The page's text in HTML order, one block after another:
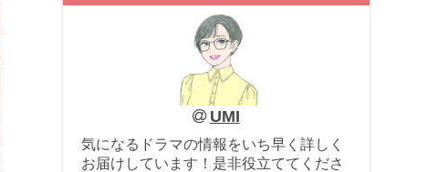
UMI
気になるドラマの情報をいち早く詳しく
お届けしています！是非役立ててくださ